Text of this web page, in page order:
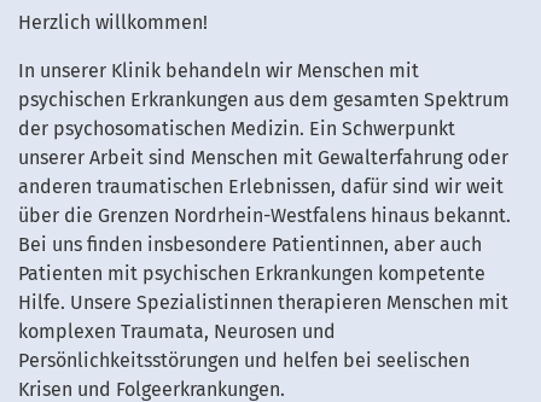
Herzlich willkommen!
In unserer Klinik behandeln wir Menschen mit
psychischen Erkrankungen aus dem gesamten Spektrum
der psychosomatischen Medizin. Ein Schwerpunkt
unserer Arbeit sind Menschen mit Gewalterfahrung oder
anderen traumatischen Erlebnissen, dafür sind wir weit
über die Grenzen Nordrhein-Westfalens hinaus bekannt.
Bei uns finden insbesondere Patientinnen, aber auch
Patienten mit psychischen Erkrankungen kompetente
Hilfe. Unsere Spezialistinnen therapieren Menschen mit
komplexen Traumata, Neurosen und
Persönlichkeitsstörungen und helfen bei seelischen
Krisen und Folgeerkrankungen.